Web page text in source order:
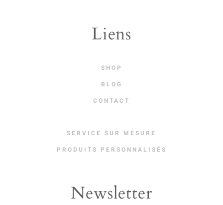
Liens
SHOP
BLOG
CONTACT
SERVICE SUR MESURE
PRODUITS PERSONNALISÉS
Newsletter